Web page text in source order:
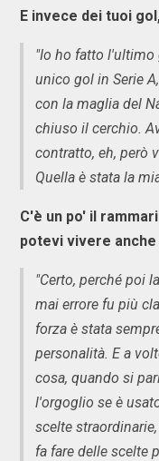
E invece dei tuoi
"Io ho fatto
unico gol in Serie
con la maglia del
chiuso il cerchio.
contratto, eh, però
Quella è stata la
C'è un po' il
potevi vivere anche
"Certo, perché poi
mai errore fu più
forza è stata
personalità. E a
cosa, quando si
l'orgoglio se è
scelte
fa fare delle scelte